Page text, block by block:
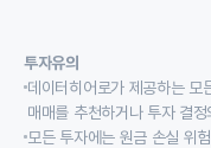
투자유의
데이터히어로가 제공하는 모
매매를 추천하거나 투자 결
모든 투자에는 원금 손실 위